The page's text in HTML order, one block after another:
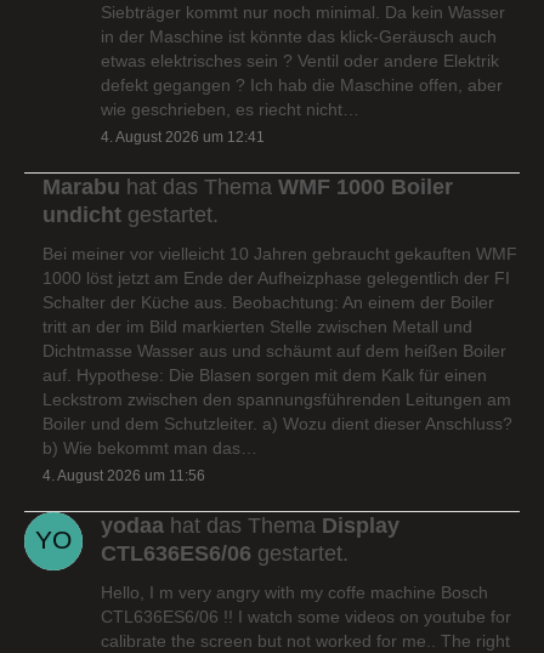
Siebträger kommt nur noch minimal. Da kein Wasser
in der Maschine ist könnte das klick-Geräusch auch
etwas elektrisches sein ? Ventil oder andere Elektrik
defekt gegangen ? Ich hab die Maschine offen, aber
wie geschrieben, es riecht nicht…
4. August 2026 um 12:41
Marabu hat das Thema WMF 1000 Boiler
undicht gestartet.
Bei meiner vor vielleicht 10 Jahren gebraucht gekauften WMF
1000 löst jetzt am Ende der Aufheizphase gelegentlich der FI
Schalter der Küche aus. Beobachtung: An einem der Boiler
tritt an der im Bild markierten Stelle zwischen Metall und
Dichtmasse Wasser aus und schäumt auf dem heißen Boiler
auf. Hypothese: Die Blasen sorgen mit dem Kalk für einen
Leckstrom zwischen den spannungsführenden Leitungen am
Boiler und dem Schutzleiter. a) Wozu dient dieser Anschluss?
b) Wie bekommt man das…
4. August 2026 um 11:56
yodaa hat das Thema Display
CTL636ES6/06 gestartet.
Hello, I m very angry with my coffe machine Bosch
CTL636ES6/06 !! I watch some videos on youtube for
calibrate the screen but not worked for me.. The right